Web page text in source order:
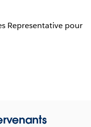
Representative pour